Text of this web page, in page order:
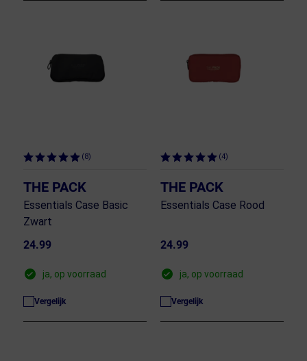
(8)
THE PACK
Essentials Case Basic
Zwart
24.99
ja, op voorraad
Vergelijk
(4)
THE PACK
Essentials Case Rood
24.99
ja, op voorraad
Vergelijk